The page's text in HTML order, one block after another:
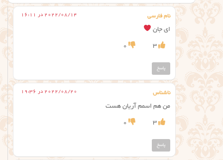
نام فارسی 2022/08/14 در 16:11
ای جان
3
0
پاسخ
ناشناس 2022/08/20 در 19:36
من هم اسمم آریان هست
3
0
پاسخ